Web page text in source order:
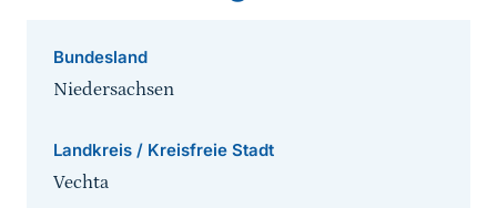
Bundesland
Niedersachsen
Landkreis / Kreisfreie Stadt
Vechta